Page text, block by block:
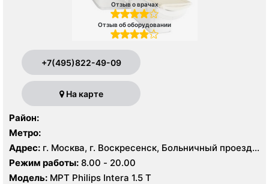
Отзыв о врачах
Отзыв об оборудовании
+7(495)822-49-09
На карте
Район:
Метро:
Адрес: г. Москва, г. Воскресенск, Больничный проезд,
д. 1, корп. 8
Режим работы: 8.00 - 20.00
Модель: МРТ Philips Intera 1.5 T